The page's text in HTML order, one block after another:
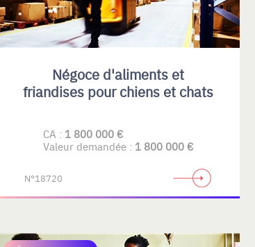
Négoce d'aliments et
friandises pour chiens et chats
CA : 1 800 000 €
Valeur demandée : 1 800 000 €
N°18720